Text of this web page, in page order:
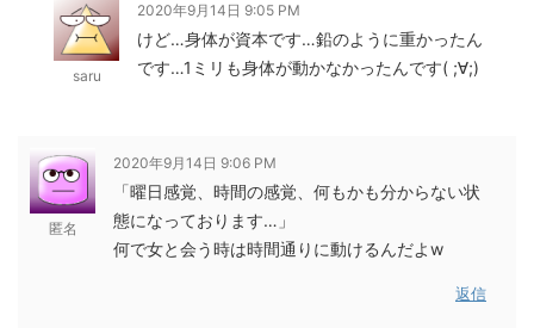
saru
2020年9月14日 9:05 PM
けど…身体が資本です…鉛のように重かったん
です…1ミリも身体が動かなかったんです( ;∀;)
匿名
2020年9月14日 9:06 PM
「曜日感覚、時間の感覚、何もかも分からない状
態になっております…」
何で女と会う時は時間通りに動けるんだよw
返信